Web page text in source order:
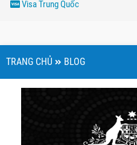
Visa Trung Quốc
TRANG CHỦ BLOG